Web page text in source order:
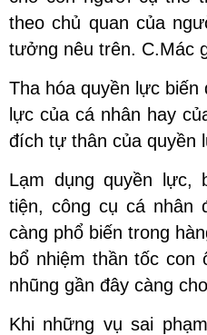
theo chủ quan của
tưởng nêu trên. C.Mác
Tha hóa quyền lực
lực của cá nhân hay
đích tự thân của quyền
Lạm dụng quyền lực,
tiện, công cụ cá nhân
càng phổ biến trong
bổ nhiệm thần tốc con
nhũng gần đây càng
Khi những vụ sai